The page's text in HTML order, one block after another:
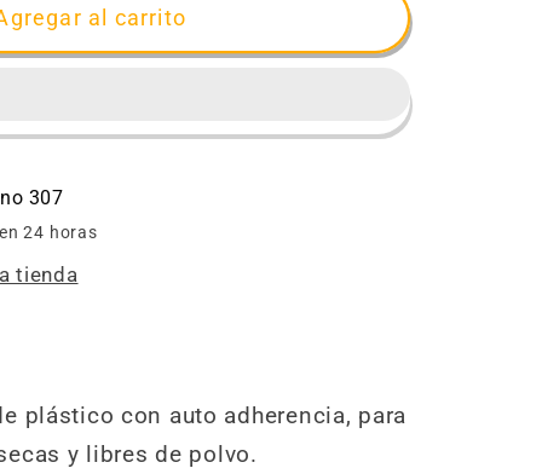
al carrito
307
24 horas
tienda
plástico con auto adherencia, para
y libres de polvo.